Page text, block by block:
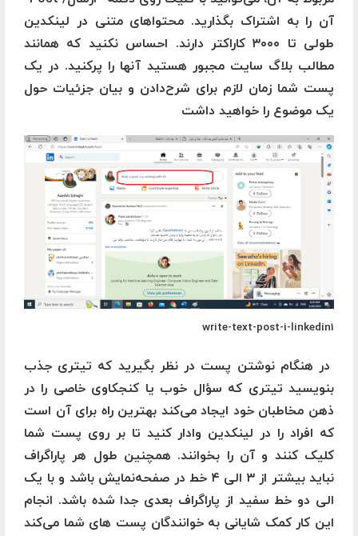
آن را به اشتراک بگذارید. محتواهای متنی در لینکدین
طولی تا ۳۰۰۰ کاراکتر دارند. احساس نکنید که همانند
مطالب بلاگ سایت مجبور هستید آنها را پرکنید. در یک
پست شما زمان لازم برای شرح‌دادن و بیان جزئیات حول
یک موضوع را خواهید داشت
write-text-post-i-linkedin1
در هنگام نوشتن پست در نظر بگیرید که تیتری جذب
بنویسید تیتری که سؤال خوب یا کنجکاوی خاصی را در
ذهن مخاطبان خود ایجاد می‌کند بهترین راه برای آن است
که افراد را در لینکدین وادار کنید تا بر روی پست شما
کلیک کنند و آن را بخوانند. همچنین طول هر پاراگراف
نباید بیشتر از ۳ الی ۴ خط در صفحه‌نمایش باشد و با یک
الی دو خط سفید از پاراگراف بعدی جدا شده باشد. انجام
این کار کمک شایانی به خوانندگان پست های شما می‌کند